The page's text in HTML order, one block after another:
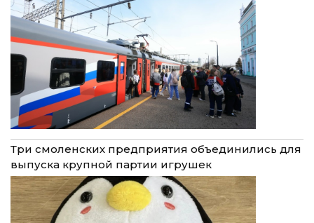
Три смоленских предприятия объединились для
выпуска крупной партии игрушек